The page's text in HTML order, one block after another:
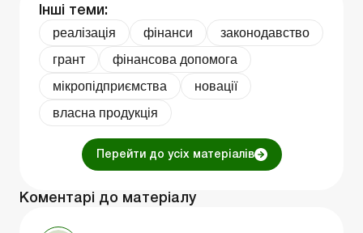
Інші теми:
реалізація фінанси
законодавство
грант
фінансова допомога
мікропідприємства
новації
власна продукція
Перейти до усіх матеріалів
Коментарі до матеріалу